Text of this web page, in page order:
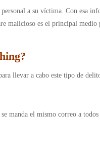
a su víctima. Con esa
malicioso es el principal medio
?
llevar a cabo este tipo de
manda el mismo correo a